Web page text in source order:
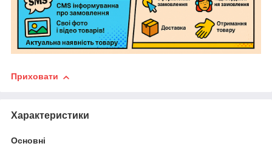
Приховати
Характеристики
Основні